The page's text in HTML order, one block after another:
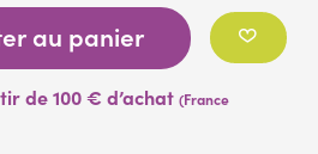
au panier
de 100 € d’achat (France